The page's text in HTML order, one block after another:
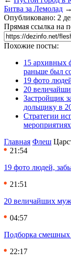
Битва за Лемолад →
Опубликовано: 2
Прямая ссылка на
Похожие посты:
15 архивных
раньше был
19 фото
20
Застройщик
дольщику в
Стратегии
мероприятиях
Главная Флеш
21:54
19 фото людей,
21:51
20 величайших
04:57
Подборка смешных
22:17